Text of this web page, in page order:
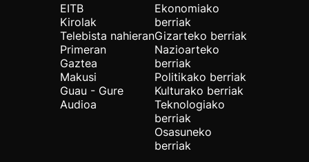
EITB
Kirolak
Telebista nahieran
Primeran
Gaztea
Makusi
Guau - Gure
Audioa
Ekonomiako
berriak
Gizarteko berriak
Nazioarteko
berriak
Politikako berriak
Kulturako berriak
Teknologiako
berriak
Osasuneko
berriak